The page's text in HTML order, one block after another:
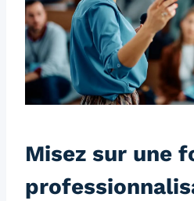
Misez sur une